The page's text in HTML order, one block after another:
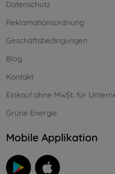
Datenschutz
Reklamationsordnung
Geschäftsbedingungen
Blog
Kontakt
Einkauf ohne MwSt. für
Grüne Energie
Mobile Applikation